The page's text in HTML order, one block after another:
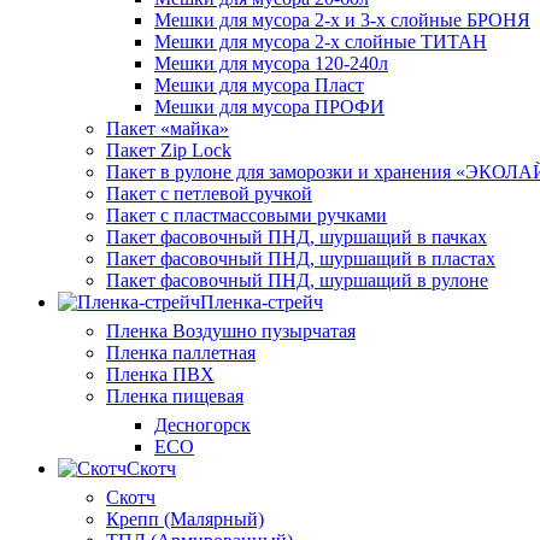
Мешки для мусора 2-х и 3-х слойные БРОНЯ
Мешки для мусора 2-х слойные ТИТАН
Мешки для мусора 120-240л
Мешки для мусора Пласт
Мешки для мусора ПРОФИ
Пакет «майка»
Пакет Zip Lock
Пакет в рулоне для заморозки и хранения
Пакет с петлевой ручкой
Пакет с пластмассовыми ручками
Пакет фасовочный ПНД, шуршащий в пачках
Пакет фасовочный ПНД, шуршащий в пластах
Пакет фасовочный ПНД, шуршащий в рулоне
Пленка-стрейч
Пленка Воздушно пузырчатая
Пленка паллетная
Пленка ПВХ
Пленка пищевая
Десногорск
ECO
Скотч
Скотч
Крепп (Малярный)